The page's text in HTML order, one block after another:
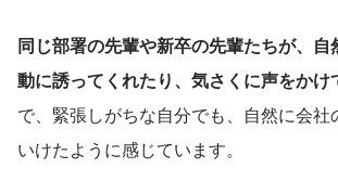
同じ部署の先輩や新卒の先輩たちが、
動に誘ってくれたり、気さくに声をかけ
で、緊張しがちな自分でも、自然に会社
いけたように感じています。